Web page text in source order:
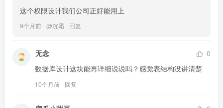
这个权限设计我们公司正好能用上
9个月前 @沉霜 回复
无念
0
数据库设计这块能再详细说说吗？感觉表结构没讲清楚
10个月前 回复